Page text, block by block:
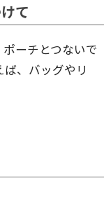
て
ーチとつないで
、バッグやリ